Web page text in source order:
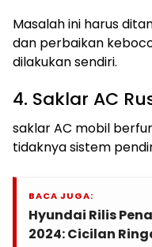
Masalah ini harus
dan perbaikan
dilakukan sendiri.
4. Saklar AC
saklar AC mobil
tidaknya sistem
BACA JUGA:
Hyundai Rilis
2024: Cicilan